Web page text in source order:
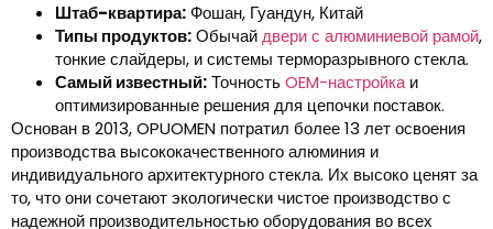
Штаб-квартира:Фошан, Гуандун, Китай
Типы продуктов:Обычайдвери с алюминиевой рамой,
тонкие слайдеры, и системы терморазрывного стекла.
Самый известный:ТочностьOEM-настройкаи
оптимизированные решения для цепочки поставок.
Основан в 2013, OPUOMEN потратил более 13 лет освоения
производства высококачественного алюминия и
индивидуального архитектурного стекла. Их высоко ценят за
то, что они сочетают экологически чистое производство с
надежной производительностью оборудования во всех